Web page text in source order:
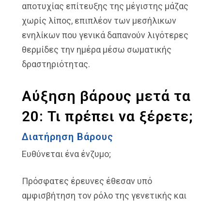
αποτυχίας επίτευξης της μέγιστης μάζας
χωρίς λίπος, επιπλέον των μεσήλικων
ενηλίκων που γενικά δαπανούν λιγότερες
θερμίδες την ημέρα μέσω σωματικής
δραστηριότητας.
Αύξηση βάρους μετά τα
20: Τι πρέπει να ξέρετε;
Διατήρηση Βάρους
Ευθύνεται ένα ένζυμο;
Πρόσφατες έρευνες έθεσαν υπό
αμφισβήτηση τον ρόλο της γενετικής και